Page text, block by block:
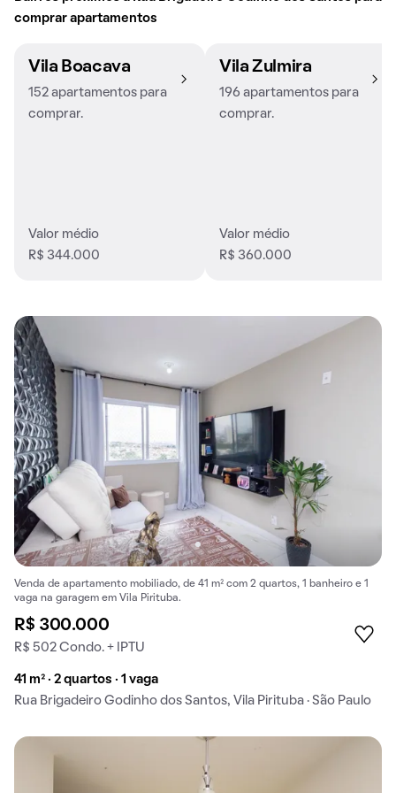
comprar apartamentos
Vila Boacava
152 apartamentos para
comprar.
Valor médio
R$ 344.000
Vila Zulmira
196 apartamentos para
comprar.
Valor médio
R$ 360.000
Venda de apartamento mobiliado, de 41 m² com 2 quartos, 1 banheiro e 1
vaga na garagem em Vila Pirituba.
R$ 300.000
R$ 502 Condo. + IPTU
41 m² · 2 quartos · 1 vaga
Rua Brigadeiro Godinho dos Santos, Vila Pirituba · São Paulo